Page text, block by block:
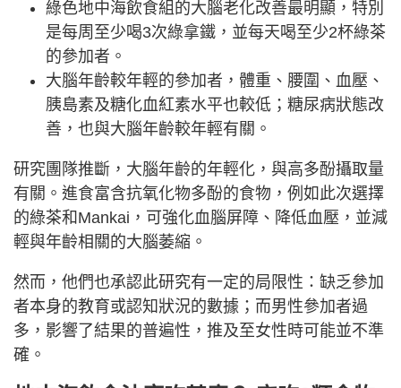
綠色地中海飲食組的大腦老化改善最明顯，特別
是每周至少喝3次綠拿鐵，並每天喝至少2杯綠茶
的參加者。
大腦年齡較年輕的參加者，體重、腰圍、血壓、
胰島素及糖化血紅素水平也較低；糖尿病狀態改
善，也與大腦年齡較年輕有關。
研究團隊推斷，大腦年齡的年輕化，與高多酚攝取量
有關。進食富含抗氧化物多酚的食物，例如此次選擇
的綠茶和Mankai，可強化血腦屏障、降低血壓，並減
輕與年齡相關的大腦萎縮。
然而，他們也承認此研究有一定的局限性：缺乏參加
者本身的教育或認知狀況的數據；而男性參加者過
多，影響了結果的普遍性，推及至女性時可能並不準
確。